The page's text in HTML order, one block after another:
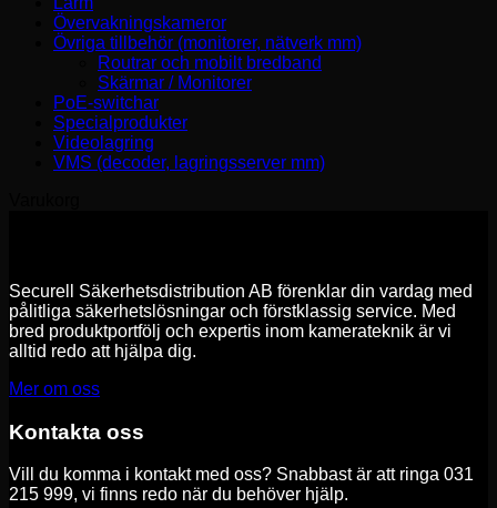
Övervakningskameror
Övriga tillbehör (monitorer, nätverk mm)
Routrar och mobilt bredband
Skärmar / Monitorer
PoE-switchar
Specialprodukter
Videolagring
VMS (decoder, lagringsserver mm)
Securell Säkerhetsdistribution AB förenklar din vardag med
pålitliga säkerhetslösningar och förstklassig service. Med
bred produktportfölj och expertis inom kamerateknik är vi
alltid redo att hjälpa dig.
Mer om oss
Kontakta oss
Vill du komma i kontakt med oss? Snabbast är att ringa 031
215 999, vi finns redo när du behöver hjälp.